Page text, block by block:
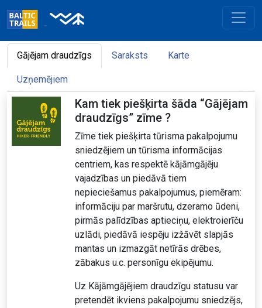
Gājējam draudzīgs Saraksts Karte
Uzņemējiem
Kam tiek piešķirta šāda “Gājējam
draudzīgs” zīme ?
Zīme tiek piešķirta tūrisma pakalpojumu
sniedzējiem un tūrisma informācijas
centriem, kas respektē kājāmgājēju
vajadzības un piedāvā tiem
nepieciešamus pakalpojumus, piemēram:
informāciju par maršrutu, dzeramo ūdeni,
pirmās palīdzības aptieciņu, elektroierīču
uzlādi, piedāvā iespēju izžāvēt slapjās
mantas un izmazgāt netīrās drēbes,
zābakus u.c. personīgu ekipējumu.
Uz Kājāmgājējiem draudzīgu statusu var
pretendēt ikviens pakalpojumu sniedzējs,